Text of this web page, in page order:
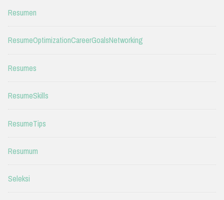
Resumen
ResumeOptimizationCareerGoalsNetworking
Resumes
ResumeSkills
ResumeTips
Resumum
Seleksi